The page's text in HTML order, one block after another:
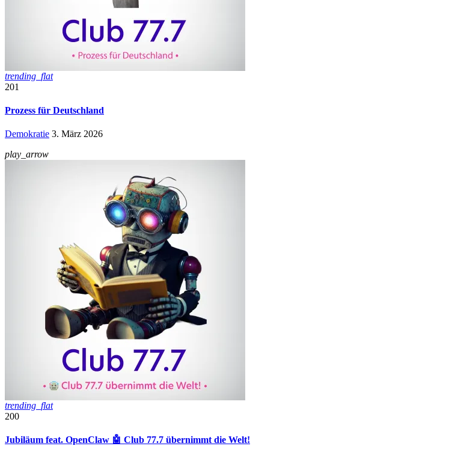
trending_flat
201
Prozess für Deutschland
Demokratie 3. März 2026
play_arrow
trending_flat
200
Jubiläum feat. OpenClaw 🤖 Club 77.7 übernimmt die Welt!